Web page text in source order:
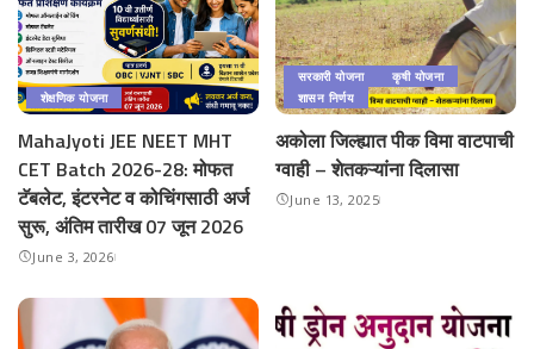
शेक्षणिक योजना
MahaJyoti JEE NEET MHT
CET Batch 2026-28: मोफत
टॅबलेट, इंटरनेट व कोचिंगसाठी अर्ज
सुरू, अंतिम तारीख 07 जून 2026
June 3, 2026
सरकारी योजना
कृषी योजना
शासन निर्णय
अकोला जिल्ह्यात पीक विमा वाटपाची
ग्वाही – शेतकऱ्यांना दिलासा
June 13, 2025